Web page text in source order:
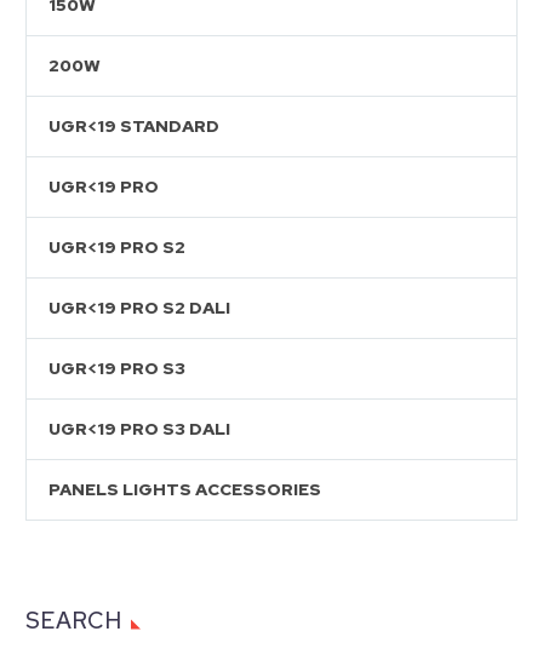
150W
200W
UGR<19 STANDARD
UGR<19 PRO
UGR<19 PRO S2
UGR<19 PRO S2 DALI
UGR<19 PRO S3
UGR<19 PRO S3 DALI
PANELS LIGHTS ACCESSORIES
SEARCH